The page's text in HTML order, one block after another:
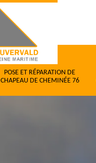
POSE ET RÉPARATION DE
CHAPEAU DE CHEMINÉE 76